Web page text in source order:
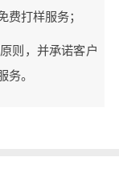
费打样服务；
则，并承诺客户
务。